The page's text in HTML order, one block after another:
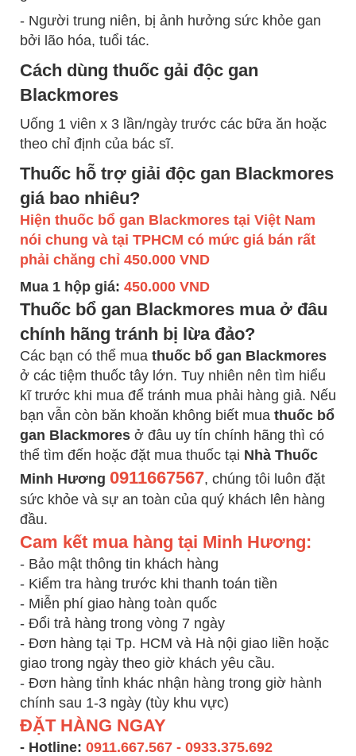
- Người trung niên, bị ảnh hưởng sức khỏe gan
bởi lão hóa, tuổi tác.
Cách dùng thuốc gải độc gan
Blackmores
Uống 1 viên x 3 lần/ngày trước các bữa ăn hoặc
theo chỉ định của bác sĩ.
Thuốc hỗ trợ giải độc gan Blackmores
giá bao nhiêu?
Hiện thuốc bổ gan Blackmores tại Việt Nam
nói chung và tại TPHCM có mức giá bán rất
phải chăng chỉ 450.000 VND
Mua 1 hộp giá: 450.000 VND
Thuốc bổ gan Blackmores mua ở đâu
chính hãng tránh bị lừa đảo?
Các bạn có thể mua thuốc bổ gan Blackmores
ở các tiệm thuốc tây lớn. Tuy nhiên nên tìm hiểu
kĩ trước khi mua để tránh mua phải hàng giả. Nếu
bạn vẫn còn băn khoăn không biết mua thuốc bổ
gan Blackmores ở đâu uy tín chính hãng thì có
thể tìm đến hoặc đặt mua thuốc tại Nhà Thuốc
Minh Hương 0911667567, chúng tôi luôn đặt
sức khỏe và sự an toàn của quý khách lên hàng
đầu.
Cam kết mua hàng tại Minh Hương:
- Bảo mật thông tin khách hàng
- Kiểm tra hàng trước khi thanh toán tiền
- Miễn phí giao hàng toàn quốc
- Đổi trả hàng trong vòng 7 ngày
- Đơn hàng tại Tp. HCM và Hà nội giao liền hoặc
giao trong ngày theo giờ khách yêu cầu.
- Đơn hàng tỉnh khác nhận hàng trong giờ hành
chính sau 1-3 ngày (tùy khu vực)
ĐẶT HÀNG NGAY
- Hotline: 0911.667.567 - 0933.375.692